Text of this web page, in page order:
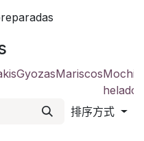
GyozasMariscosMochis
helado
排序方式